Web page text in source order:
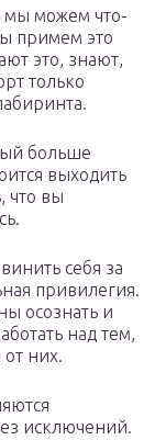
мы можем что-
примем это
это, знают,
только
больше
выходить
что вы
себя за
привилегия.
осознать и
над тем,
них.
исключений.